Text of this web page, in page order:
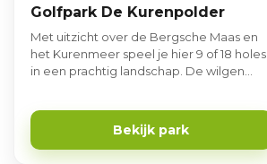
Golfpark De Kurenpolder
Met uitzicht over de Bergsche Maas en
het Kurenmeer speel je hier 9 of 18 holes
in een prachtig landschap. De wilgen
Bekijk park